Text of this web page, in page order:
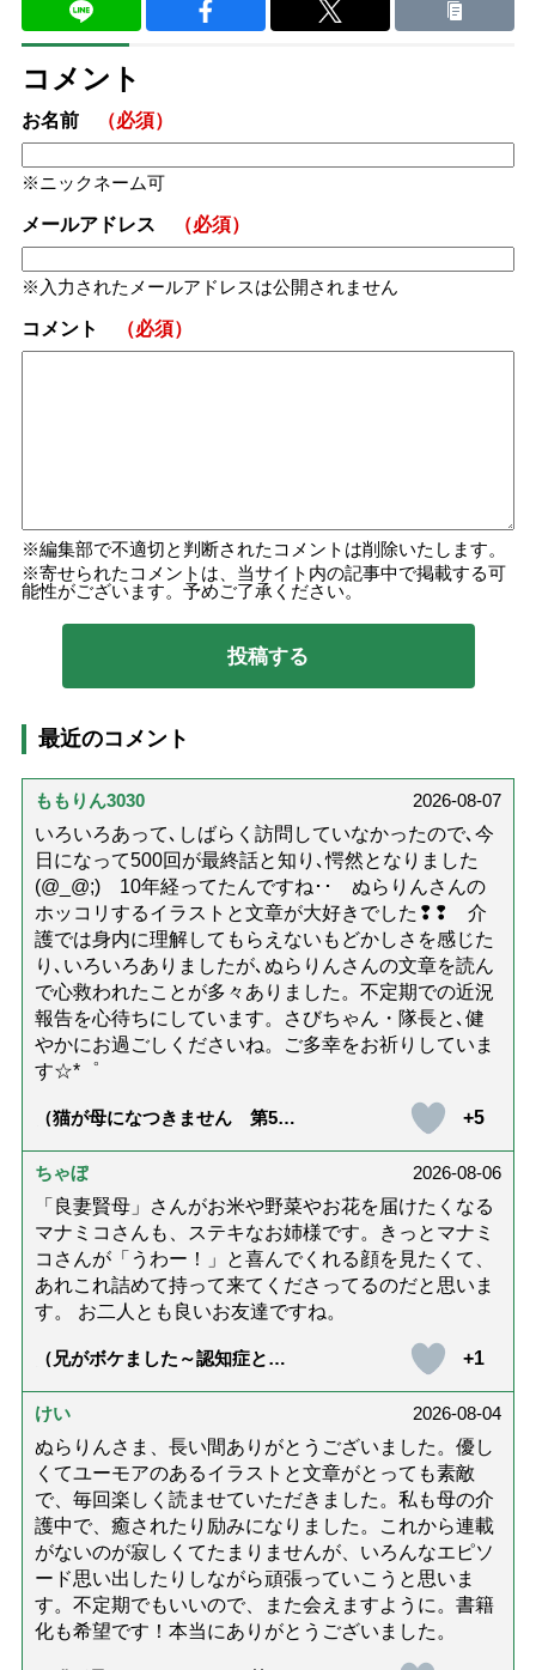
コメント
お名前 （必須）
ニックネーム可
メールアドレス （必須）
入力されたメールアドレスは公開されません
コメント （必須）
編集部で不適切と判断されたコメントは削除いたします。
寄せられたコメントは、当サイト内の記事中で掲載する可
能性がございます。予めご了承ください。
最近のコメント
ももりん3030
2026-08-07
いろいろあって､しばらく訪問していなかったので､今
日になって500回が最終話と知り､愕然となりました
(@_@;) 10年経ってたんですね･･ ぬらりんさんの
ホッコリするイラストと文章が大好きでした❢❢ 介
護では身内に理解してもらえないもどかしさを感じた
り､いろいろありましたが､ぬらりんさんの文章を読ん
で心救われたことが多々ありました。不定期での近況
報告を心待ちにしています。さびちゃん・隊長と､健
やかにお過ごしくださいね。ご多幸をお祈りしていま
す☆*゜
（猫が母になつきません 第500
+5
ちゃぼ
2026-08-06
「良妻賢母」さんがお米や野菜やお花を届けたくなる
マナミコさんも、ステキなお姉様です。きっとマナミ
コさんが「うわー！」と喜んでくれる顔を見たくて、
あれこれ詰めて持って来てくださってるのだと思いま
す。 お二人とも良いお友達ですね。
（兄がボケました～認知症と介
達』が届きました」）
+1
けい
2026-08-04
ぬらりんさま、長い間ありがとうございました。優し
くてユーモアのあるイラストと文章がとっても素敵
で、毎回楽しく読ませていただきました。私も母の介
護中で、癒されたり励みになりました。これから連載
がないのが寂しくてたまりませんが、いろんなエピソ
ード思い出したりしながら頑張っていこうと思いま
す。不定期でもいいので、また会えますように。書籍
化も希望です！本当にありがとうございました。